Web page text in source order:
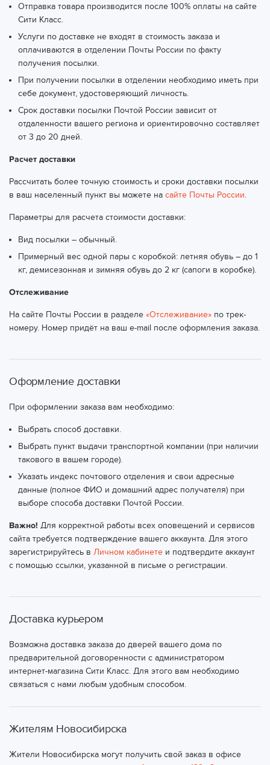
Отправка товара производится после 100% оплаты на сайте
Сити Класс.
Услуги по доставке не входят в стоимость заказа и
оплачиваются в отделении Почты России по факту
получения посылки.
При получении посылки в отделении необходимо иметь при
себе документ, удостоверяющий личность.
Срок доставки посылки Почтой России зависит от
отдаленности вашего региона и ориентировочно составляет
от 3 до 20 дней.
Расчет доставки
Рассчитать более точную стоимость и сроки доставки посылки
в ваш населенный пункт вы можете на сайте Почты России.
Параметры для расчета стоимости доставки:
Вид посылки – обычный.
Примерный вес одной пары с коробкой: летняя обувь – до 1
кг, демисезонная и зимняя обувь до 2 кг (сапоги в коробке).
Отслеживание
На сайте Почты России в разделе «Отслеживание» по трек-
номеру. Номер придёт на ваш e-mail после оформления заказа.
Оформление доставки
При оформлении заказа вам необходимо:
Выбрать способ доставки.
Выбрать пункт выдачи транспортной компании (при наличии
такового в вашем городе).
Указать индекс почтового отделения и свои адресные
данные (полное ФИО и домашний адрес получателя) при
выборе способа доставки Почтой России.
Важно! Для корректной работы всех оповещений и сервисов
сайта требуется подтверждение вашего аккаунта. Для этого
зарегистрируйтесь в Личном кабинете и подтвердите аккаунт
с помощью ссылки, указанной в письме о регистрации.
Доставка курьером
Возможна доставка заказа до дверей вашего дома по
предварительной договоренности с администратором
интернет-магазина Сити Класс. Для этого вам необходимо
связаться с нами любым удобным способом.
Жителям Новосибирска
Жители Новосибирска могут получить свой заказ в офисе